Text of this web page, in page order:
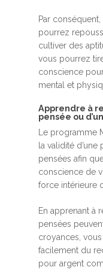
Par
pourrez
cultiver des
vous pourrez
conscience
mental et
Apprendre à
pensée ou
Le programme
la validité
pensées afin
conscience de
force intérieure
En apprenant à
pensées
croyances,
facilement du
pour argent